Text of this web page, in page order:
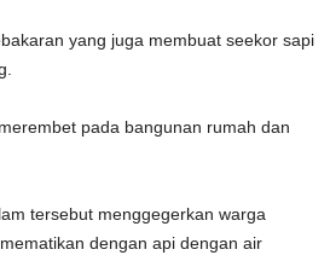
yang juga membuat seekor sapi
pada bangunan rumah dan
tersebut menggegerkan warga
dengan api dengan air